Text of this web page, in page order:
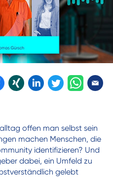
offen man selbst sein
machen Menschen, die
identifizieren? Und
dabei, ein Umfeld zu
gelebt